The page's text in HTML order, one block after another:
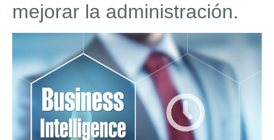
mejorar la administración.